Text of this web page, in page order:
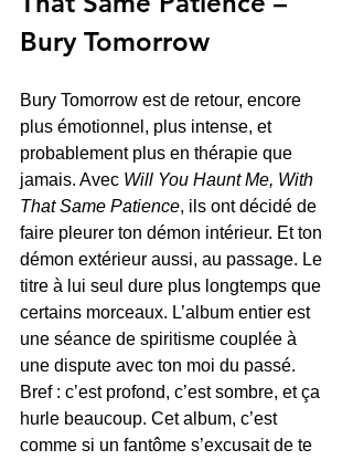
Bury Tomorrow
Bury Tomorrow est de retour, encore
plus émotionnel, plus intense, et
probablement plus en thérapie que
jamais. Avec Will You Haunt Me, With
That Same Patience, ils ont décidé de
faire pleurer ton démon intérieur. Et ton
démon extérieur aussi, au passage. Le
titre à lui seul dure plus longtemps que
certains morceaux. L’album entier est
une séance de spiritisme couplée à
une dispute avec ton moi du passé.
Bref : c’est profond, c’est sombre, et ça
hurle beaucoup. Cet album, c’est
comme si un fantôme s’excusait de te